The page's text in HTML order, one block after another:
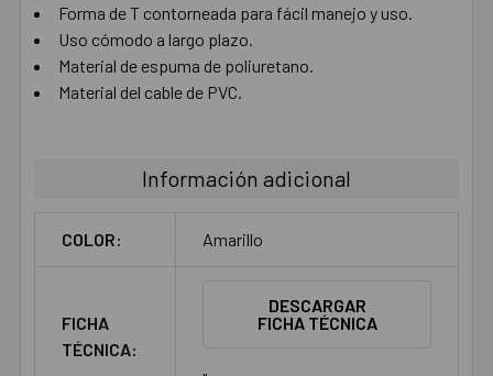
Forma de T contorneada para fácil manejo y uso.
Uso cómodo a largo plazo.
Material de espuma de poliuretano.
Material del cable de PVC.
Información adicional
COLOR: Amarillo
FICHA
TÉCNICA:
DESCARGAR
FICHA TÉCNICA